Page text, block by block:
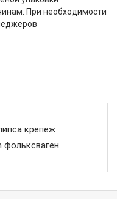
При необходимости
крепеж
фольксваген